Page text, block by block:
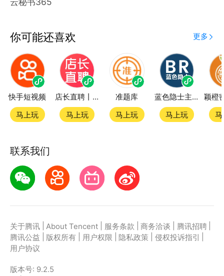
你可能还喜欢 更多
快手短视频
马上玩
店长直聘丨求职招聘找工作
马上玩
准题库
马上玩
蓝色隐士主题站
马上玩
联系我们
关于腾讯 About Tencent 服务条款 商务洽谈 腾讯招聘
腾讯公益
版权所有 用户权限 隐私政策 侵权投诉指引
用户协议
版本号: 9.2.5